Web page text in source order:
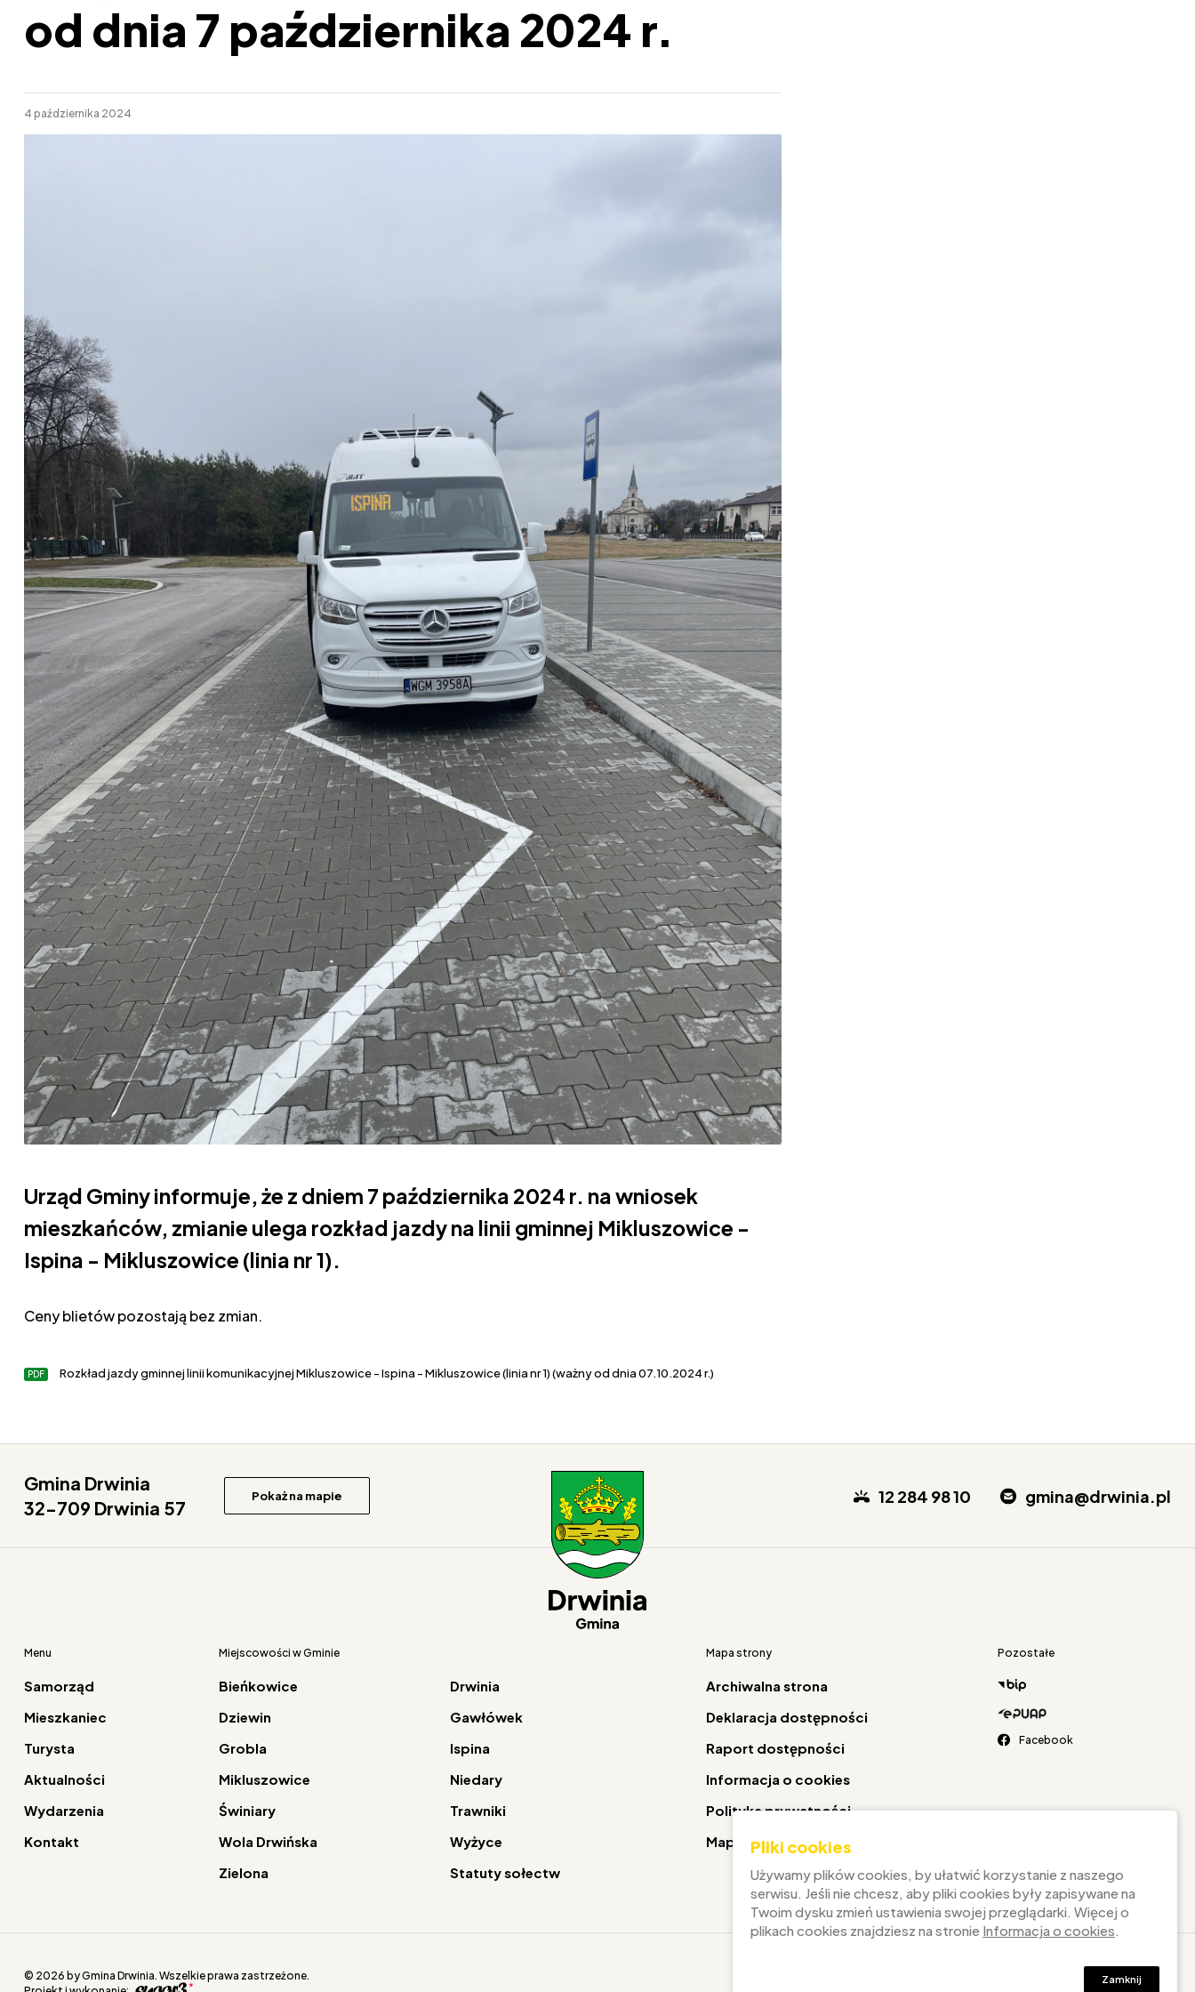
od dnia 7 października 2024 r.
4 października 2024
Urząd Gminy informuje, że z dniem 7 października 2024 r. na wniosek
mieszkańców, zmianie ulega rozkład jazdy na linii gminnej Mikluszowice -
Ispina - Mikluszowice (linia nr 1).
Ceny blietów pozostają bez zmian.
Rozkład jazdy gminnej linii komunikacyjnej Mikluszowice - Ispina - Mikluszowice (linia nr 1) (ważny od dnia 07.10.2024 r.)
Gmina Drwinia
32-709 Drwinia 57
Pokaż na mapie 12 284 98 10 gmina@drwinia.pl
Menu
Samorząd
Mieszkaniec
Turysta
Aktualności
Wydarzenia
Kontakt
Miejscowości w Gminie
Bieńkowice
Drwinia
Dziewin
Gawłówek
Grobla
Ispina
Mikluszowice
Niedary
Świniary
Trawniki
Wola Drwińska
Wyżyce
Zielona
Statuty sołectw
Mapa strony
Archiwalna strona
Deklaracja dostępności
Raport dostępności
Informacja o cookies
Polityka prywatności
Mapa strony
Pozostałe
Facebook
© 2026 by Gmina Drwinia. Wszelkie prawa zastrzeżone.
Pliki cookies
Używamy plików cookies, by ułatwić korzystanie z naszego
serwisu. Jeśli nie chcesz, aby pliki cookies były zapisywane na
Twoim dysku zmień ustawienia swojej przeglądarki. Więcej o
plikach cookies znajdziesz na stronie Informacja o cookies.
Zamknij